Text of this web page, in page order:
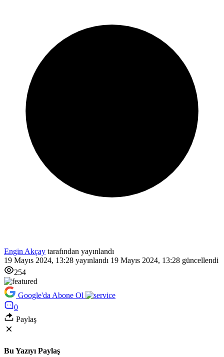
Engin Akçay tarafından yayınlandı
19 Mayıs 2024, 13:28 yayınlandı 19 Mayıs 2024, 13:28 güncellendi
254
Google'da Abone Ol
0
Paylaş
Bu Yazıyı Paylaş